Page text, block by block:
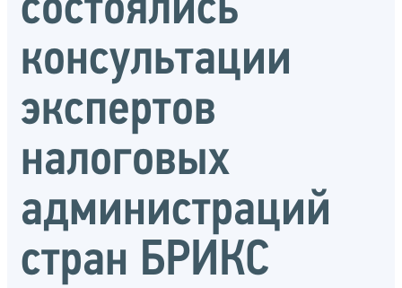
состоялись
консультации
экспертов
налоговых
администраций
стран БРИКС